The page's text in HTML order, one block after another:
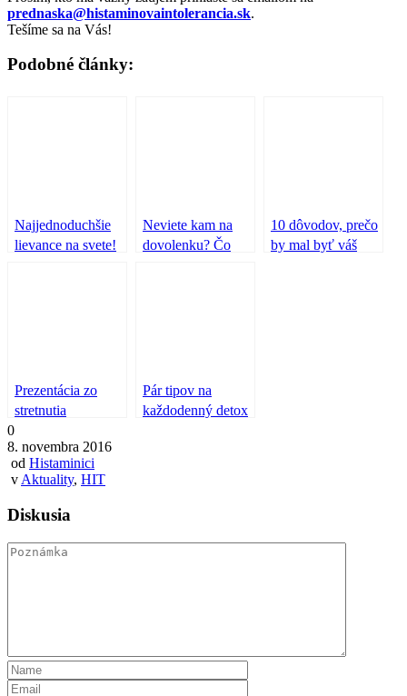
prednaska@histaminovaintolerancia.sk.
Tešíme sa na Vás!
Podobné články:
Najjednoduchšie
lievance na svete!
Neviete kam na
dovolenku? Čo
10 dôvodov, prečo
by mal byť váš
Prezentácia zo
stretnutia
stiahnutie
Pár tipov na
každodenný detox
0
8. novembra 2016
od Histaminici
v Aktuality, HIT
Diskusia